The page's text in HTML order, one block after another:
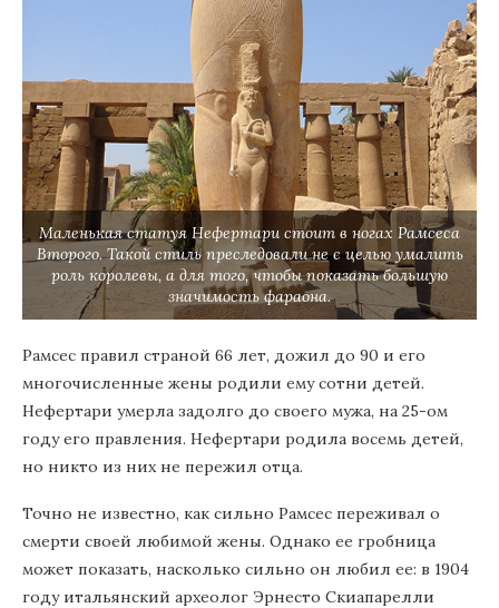
Маленькая статуя Нефертари стоит в ногах Рамсеса
Второго. Такой стиль преследовали не с целью умалить
роль королевы, а для того, чтобы показать большую
значимость фараона.
Рамсес правил страной 66 лет, дожил до 90 и его
многочисленные жены родили ему сотни детей.
Нефертари умерла задолго до своего мужа, на 25-ом
году его правления. Нефертари родила восемь детей,
но никто из них не пережил отца.
Точно не известно, как сильно Рамсес переживал о
смерти своей любимой жены. Однако ее гробница
может показать, насколько сильно он любил ее: в 1904
году итальянский археолог Эрнесто Скиапарелли